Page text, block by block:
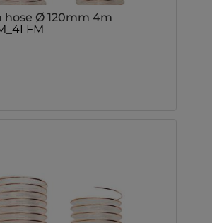
hose Ø 120mm 4m